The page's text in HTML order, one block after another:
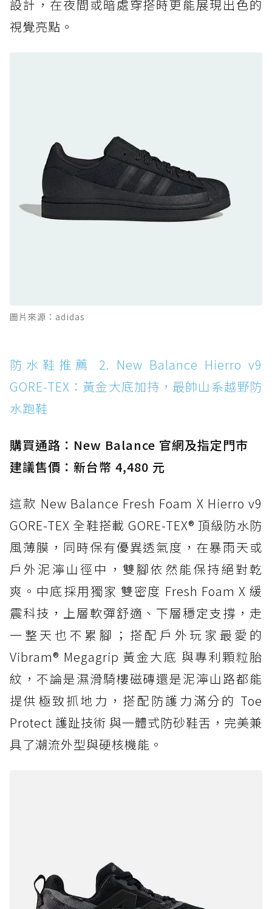
防水鞋推薦 7. Timberland Motion Access：
黃靴同級頂級防水，輕量化工裝健走鞋雨天必備
防水鞋推薦 10. PUMA Voyage NITRO™ 4
GORE-TEX：氮氣中底注入，回彈與防滑兼具的
全天候越野跑鞋
防水鞋推薦 11. On Cloudhorizon 2 WP：腳
感軟彈、搭載 Missiongrip™ 的防水輕越野鞋
Boot：馬汀首款雨靴登場，經典八孔加上全防
防水鞋推薦 14. SKECHERS BADGER
WATERPROOF：一踩即穿懶人神器！搭載固特
異大底與全防水厚底健走鞋
防水鞋推薦 15. Brooks Cascadia 19 GTX：注
設計，在夜間或暗處穿搭時更能展現出色的
視覺亮點。
圖片來源：adidas
防水鞋推薦 2. New Balance Hierro v9
GORE-TEX：黃金大底加持，最帥山系越野防
水跑鞋
購買通路：New Balance 官網及指定門市
建議售價：新台幣 4,480 元
這款 New Balance Fresh Foam X Hierro v9
GORE-TEX 全鞋搭載 GORE-TEX® 頂級防水防
風薄膜，同時保有優異透氣度，在暴雨天或
戶外泥濘山徑中，雙腳依然能保持絕對乾
爽。中底採用獨家 雙密度 Fresh Foam X 緩
震科技，上層軟彈舒適、下層穩定支撐，走
一整天也不累腳；搭配戶外玩家最愛的
Vibram® Megagrip 黃金大底 與專利顆粒胎
紋，不論是濕滑騎樓磁磚還是泥濘山路都能
提供極致抓地力，搭配防護力滿分的 Toe
Protect 護趾技術 與一體式防砂鞋舌，完美兼
具了潮流外型與硬核機能。